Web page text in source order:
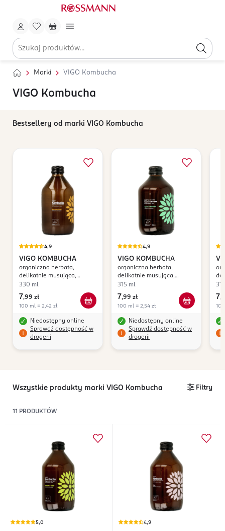
Marki VIGO Kombucha
VIGO Kombucha
Bestsellery od marki VIGO Kombucha
4,9
VIGO KOMBUCHA
organiczna herbata,
delikatnie musująca,
acerola + imbir
330 ml
7,99 zł
100 ml = 2,42 zł
Niedostępny online
Sprawdź dostępność w
drogerii
4,9
VIGO KOMBUCHA
organiczna herbata,
delikatnie musująca,
ogórek + kolendra
315 ml
7,99 zł
100 ml = 2,54 zł
Niedostępny online
Sprawdź dostępność w
drogerii
7,
Wszystkie produkty marki VIGO Kombucha Filtry
11 PRODUKTÓW
5,0 4,9